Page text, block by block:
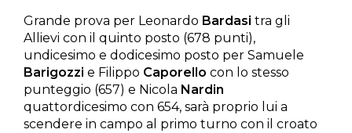
Grande prova per Leonardo Bardasi tra gli
Allievi con il quinto posto (678 punti),
undicesimo e dodicesimo posto per Samuele
Barigozzi e Filippo Caporello con lo stesso
punteggio (657) e Nicola Nardin
quattordicesimo con 654, sarà proprio lui a
scendere in campo al primo turno con il croato